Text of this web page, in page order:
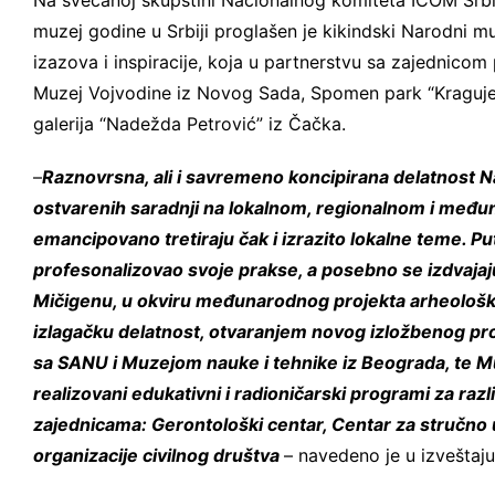
muzej godine u Srbiji proglašen je kikindski Narodni
izazova i inspiracije, koja u partnerstvu sa
Muzej Vojvodine iz Novog Sada, Spomen park
galerija “Nadežda Petrović” iz Čačka.
–Raznovrsna, ali i savremeno koncipirana delatnost
ostvarenih saradnji na lokalnom, regionalnom i
emancipovano tretiraju čak i izrazito lokalne teme.
profesonalizovao svoje prakse, a posebno se
Mičigenu, u okviru međunarodnog projekta
izlagačku delatnost, otvaranjem novog izložbenog
sa SANU i Muzejom nauke i tehnike iz Beograda, te
realizovani edukativni i radioničarski programi za
zajednicama: Gerontološki centar, Centar za
organizacije civilnog društva – navedeno je u